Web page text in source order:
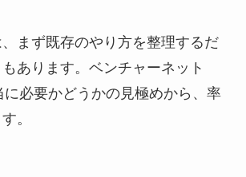
まず既存のやり方を整理するだ
あります。ベンチャーネット
に必要かどうかの見極めから、率
。